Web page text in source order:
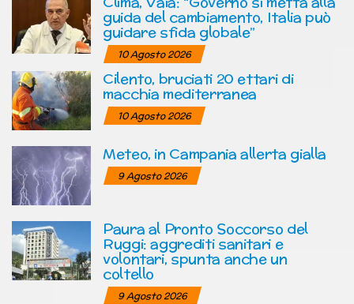
guida del cambiamento, Italia può
guidare sfida globale”
10 Agosto 2026
Cilento, bruciati 20 ettari di
macchia mediterranea
10 Agosto 2026
Meteo, in Campania allerta gialla
9 Agosto 2026
Paura al Pronto Soccorso del
Ruggi: aggrediti sanitari e
volontari, spunta anche un
coltello
9 Agosto 2026